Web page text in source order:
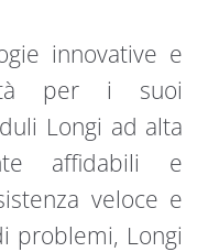
innovative e
per i suoi
Longi ad alta
affidabili e
veloce e
problemi, Longi